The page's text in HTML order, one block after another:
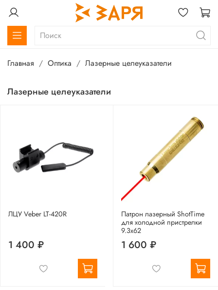
Главная Оптика Лазерные целеуказатели
Лазерные целеуказатели
ЛЦУ Veber LT-420R
1 400 ₽
Патрон лазерный ShotTime
для холодной пристрелки
9.3x62
1 600 ₽